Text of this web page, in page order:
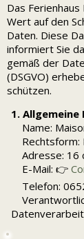
Das
Wert auf den
Daten. Diese
informiert Sie
gemäß der
(DSGVO)
schützen.
1.
Name:
Rechtsform:
Adresse: 16
E-Mail: 👉
Telefon: